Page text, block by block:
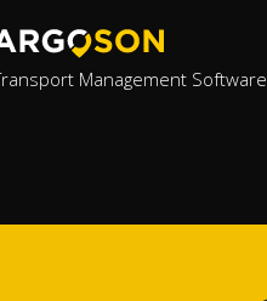
Management Software